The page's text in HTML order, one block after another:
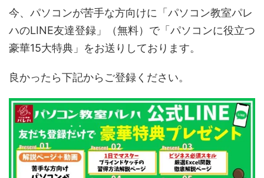
今、パソコンが苦手な方向けに「パソコン教室パレ
ハのLINE友達登録」（無料）で「パソコンに役立つ
豪華15大特典」をお送りしております。
良かったら下記からご登録ください。